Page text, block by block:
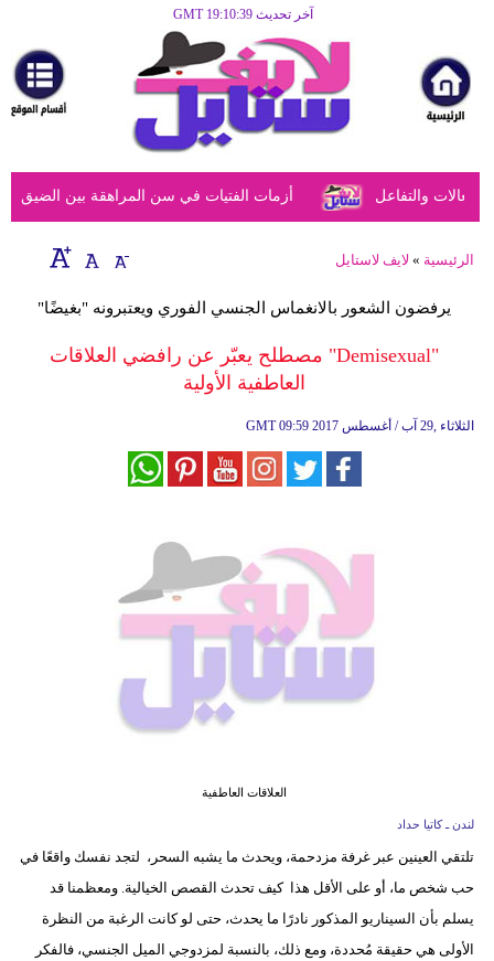
آخر تحديث GMT 19:10:39
مرأة
أزياء
أزياء
إسلامية
ديكور
أزمات الفتيات في سن المراهقة بين الضيق والتفاعل
الرئيسية » لايف لاستايل
يرفضون الشعور بالانغماس الجنسي الفوري ويعتبرونه "بغيضًا"
"Demisexual" مصطلح يعبّر عن رافضي العلاقات
العاطفية الأولية
GMT 09:59 2017 الثلاثاء ,29 آب / أغسطس
العلاقات العاطفية
لندن ـ كاتيا حداد
تلتقي العينين عبر غرفة مزدحمة، ويحدث ما يشبه السحر، لتجد نفسك واقعًا في
حب شخص ما، أو على الأقل هذا كيف تحدث القصص الخيالية. ومعظمنا قد
يسلم بأن السيناريو المذكور نادرًا ما يحدث، حتى لو كانت الرغبة من النظرة
الأولى هي حقيقة مُحددة، ومع ذلك، بالنسبة لمزدوجي الميل الجنسي، فالفكر